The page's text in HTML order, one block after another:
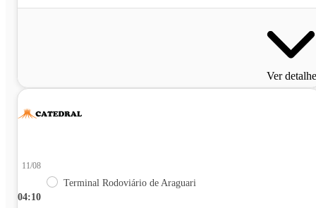
Ver
04:10
11/08
Terminal Rodoviário de Araguari